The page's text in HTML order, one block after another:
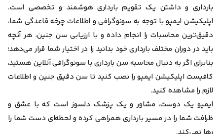
بارداری و داشتن یک تقویم بارداری هوشمند و تخصصی است.
اپلیکیشن ایمپو با توجه به سونوگرافی و اطلاعات چرخه قاعدگی شما،
دقیق‌ترین محاسبات را انجام داده و با ارزیابی سن جنین، هر آنچه
باید در دوران مختلف بارداری خود بدانید را در اختیار شما قرار می‌دهد؛
بنابرای اگر به دنبال محاسبه سن بارداری با سونوگرافی آنلاین هستید،
کافیست اپلیکیشن ایمپو را نصب کنید تا سن دقیق جنین و اطلاعات
لازم را مشاهده کنید.
ایمپو یک دوست، مشاور و یک پزشک دلسوز است که با عشق و
ظرافت شما را در مسیر بارداری همراهی کرده و لحظه‌ای دست شما را